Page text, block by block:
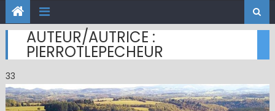
AUTEUR/AUTRICE :
PIERROTLEPECHEUR
33